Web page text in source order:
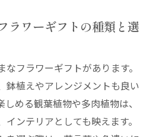
ラワーギフトの種類と選
フラワーギフトがあります。
鉢植えやアレンジメントも良い
める観葉植物や多肉植物は、
ンテリアとしても映えます。